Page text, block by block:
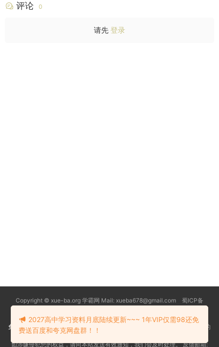
评论 0
请先 登录
Copyright © xue-ba.org 学霸网 Mail: xueba678@gmail.com 蜀ICP备
常见问题
更新日志 忘记密码本站推荐浏览器：Edge浏览器
免责声明：本站资源均搜索自互联网和网友分享,仅供大家学习交流,不对资料的
真实性和安全性负责！
如涉嫌侵犯您的权益，请向本站发送有效通知，我们会及时处理。 反馈邮箱:
2027高中学习资料月底陆续更新~~~ 1年VIP仅需98还免
费送百度和夸克网盘群！！